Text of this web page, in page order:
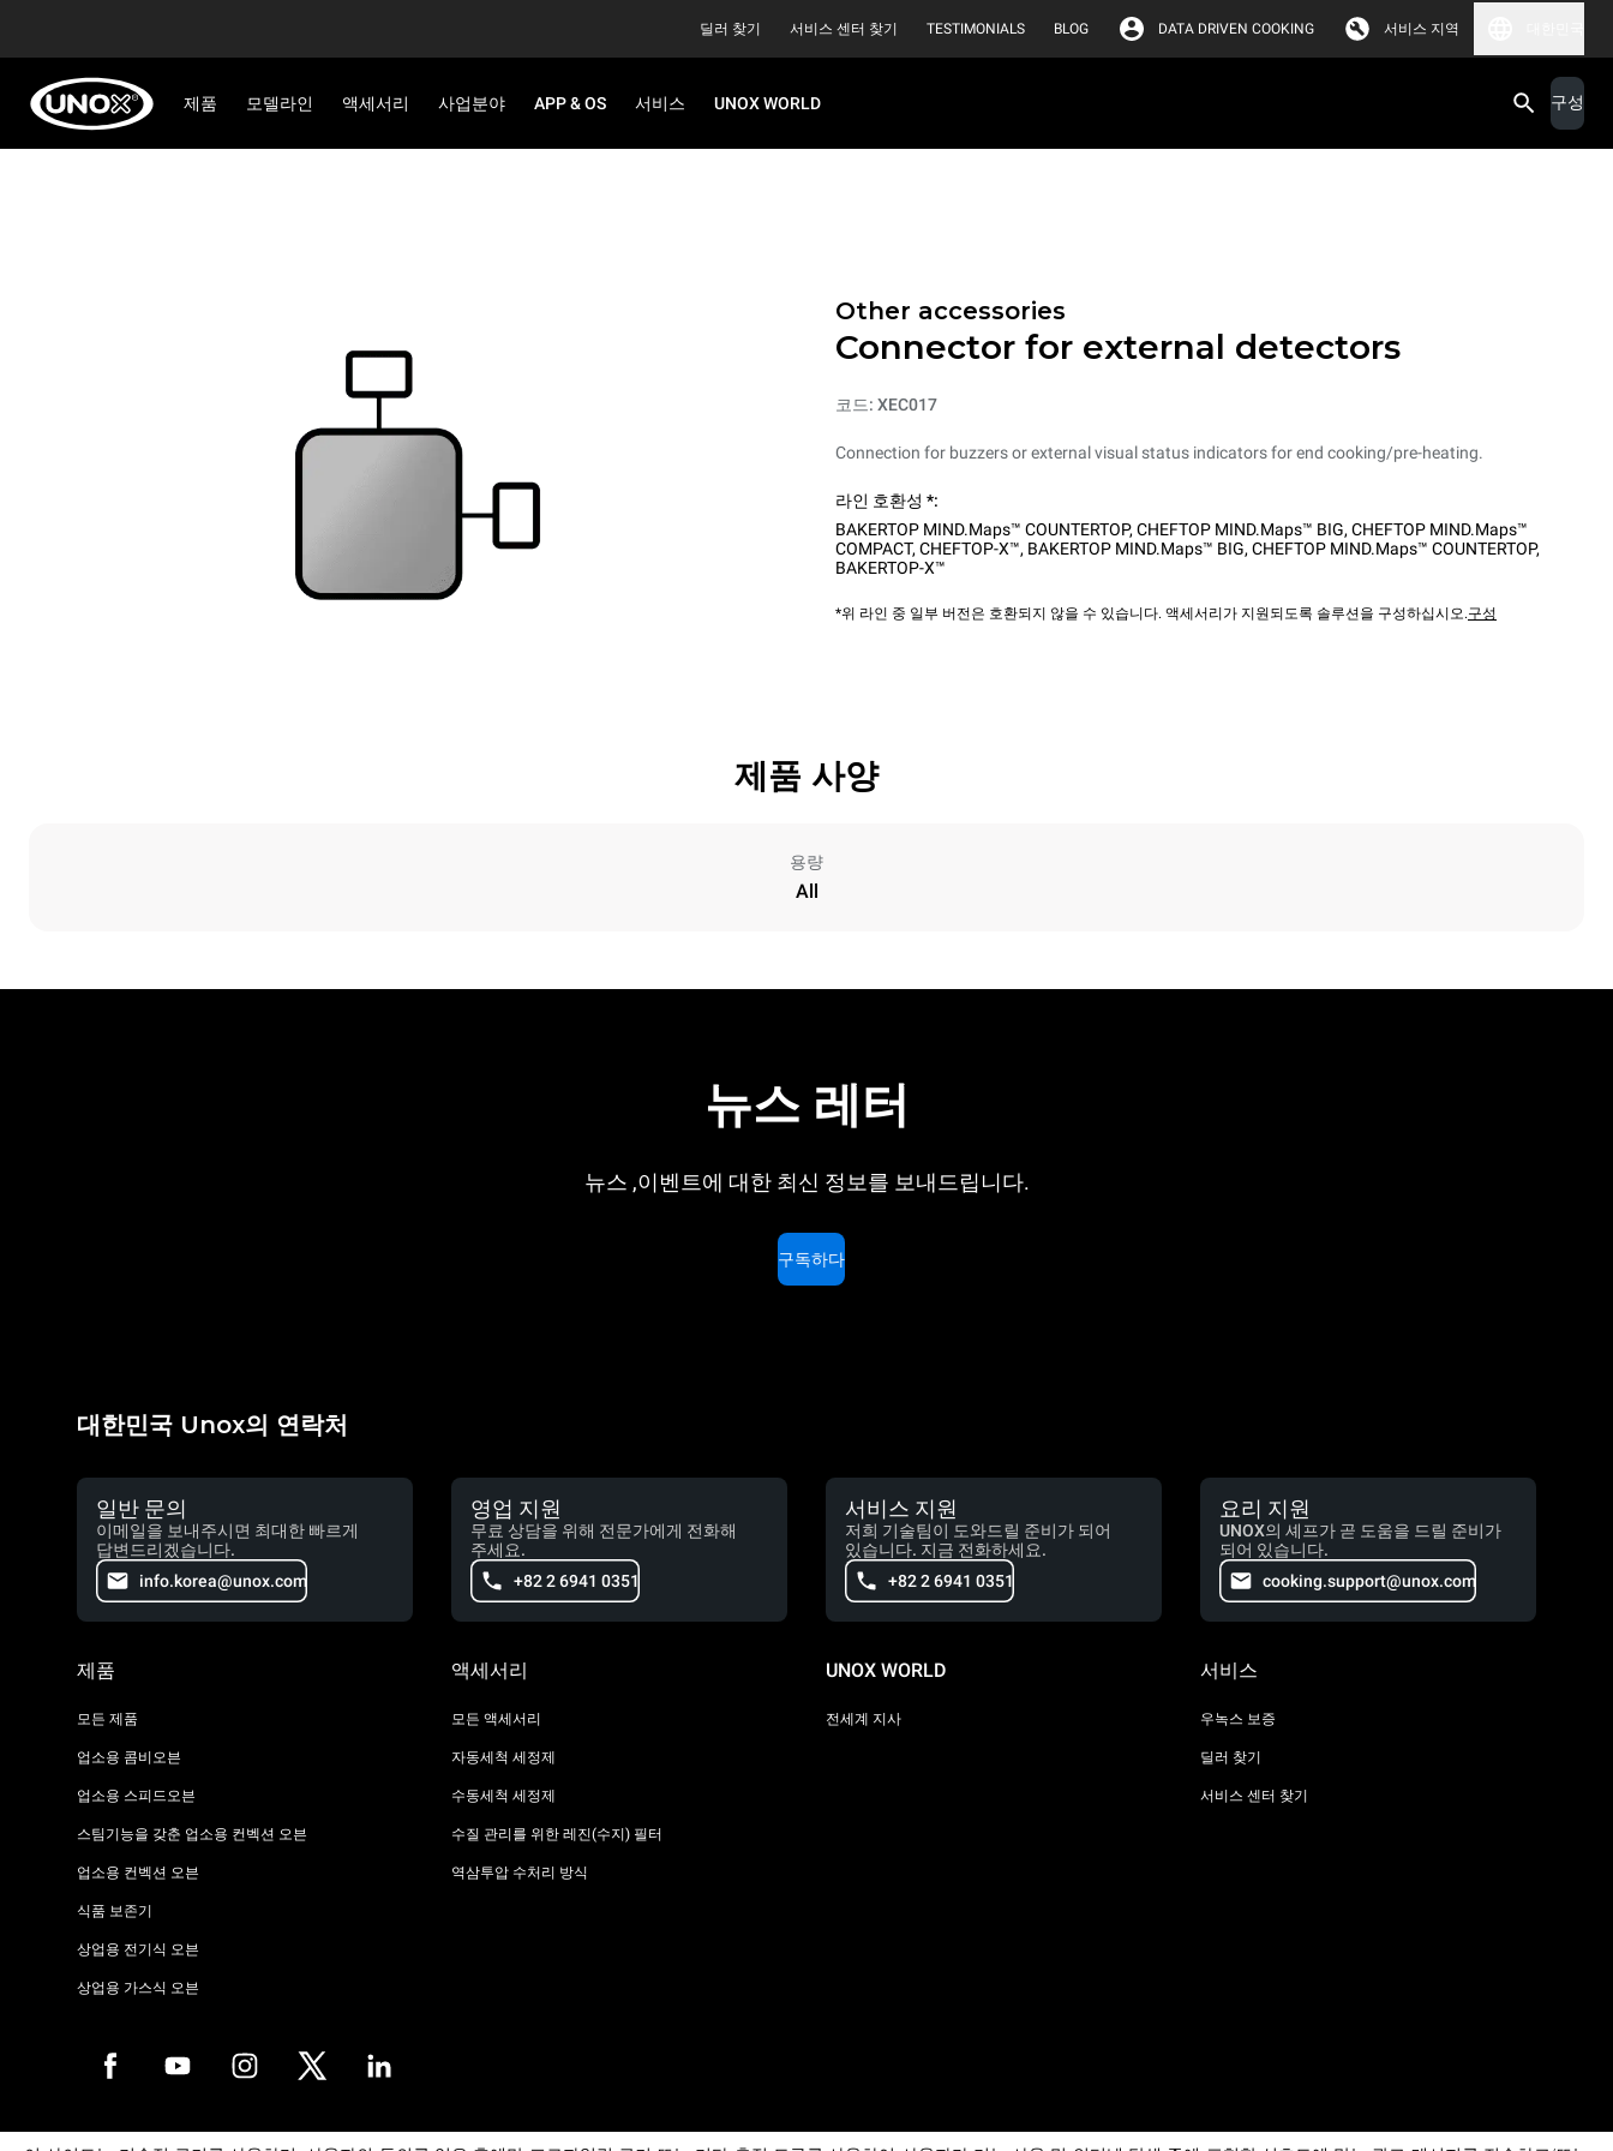
딜러 찾기 서비스 센터 찾기 TESTIMONIALS BLOG DATA DRIVEN COOKING 서비스 지역
제품 모델라인 액세서리 사업분야 APP & OS 서비스 UNOX WORLD 구성
Other accessories
Connector for external detectors
코드: XEC017
Connection for buzzers or external visual status indicators for end cooking/pre-heating.
라인 호환성 *:
BAKERTOP MIND.Maps™ COUNTERTOP, CHEFTOP MIND.Maps™ BIG, CHEFTOP MIND.Maps™
COMPACT, CHEFTOP-X™, BAKERTOP MIND.Maps™ BIG, CHEFTOP MIND.Maps™ COUNTERTOP,
BAKERTOP-X™
*위 라인 중 일부 버전은 호환되지 않을 수 있습니다. 액세서리가 지원되도록 솔루션을 구성하십시오.구성
제품 사양
용량
All
뉴스 레터
뉴스 ,이벤트에 대한 최신 정보를 보내드립니다.
구독하다
대한민국 Unox의 연락처
일반 문의
이메일을 보내주시면 최대한 빠르게
답변드리겠습니다.
info.korea@unox.com
영업 지원
무료 상담을 위해 전문가에게 전화해
주세요.
+82 2 6941 0351
서비스 지원
저희 기술팀이 도와드릴 준비가 되어
있습니다. 지금 전화하세요.
+82 2 6941 0351
요리 지원
UNOX의 셰프가 곧 도움을 드릴 준비가
되어 있습니다.
cooking.support@unox.com
제품
모든 제품
업소용 콤비오븐
업소용 스피드오븐
스팀기능을 갖춘 업소용 컨벡션 오븐
업소용 컨벡션 오븐
식품 보존기
상업용 전기식 오븐
상업용 가스식 오븐
액세서리
모든 액세서리
자동세척 세정제
수동세척 세정제
수질 관리를 위한 레진(수지) 필터
역삼투압 수처리 방식
UNOX WORLD
전세계 지사
서비스
우녹스 보증
딜러 찾기
서비스 센터 찾기
Copyright 2026 UNOX SpA All rights reserved. Reg. Imp. Padova n °